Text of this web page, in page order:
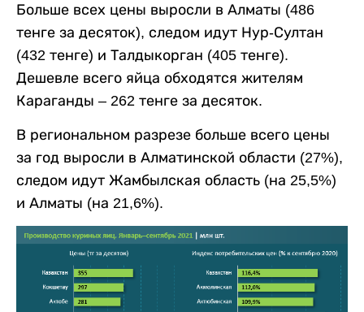
Больше всех цены выросли в Алматы (486
тенге за десяток), следом идут Нур-Султан
(432 тенге) и Талдыкорган (405 тенге).
Дешевле всего яйца обходятся жителям
Караганды – 262 тенге за десяток.
В региональном разрезе больше всего цены
за год выросли в Алматинской области (27%),
следом идут Жамбылская область (на 25,5%)
и Алматы (на 21,6%).